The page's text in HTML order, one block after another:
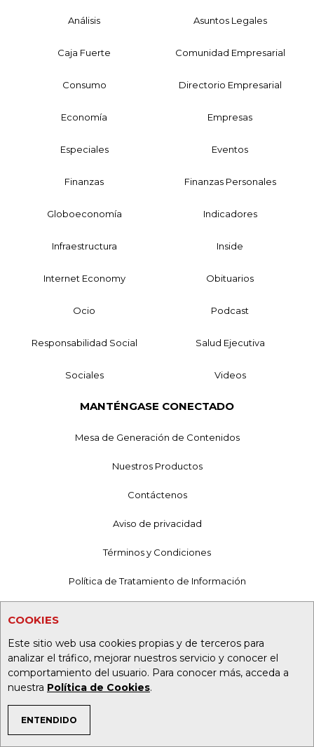
COOKIES
Este sitio web usa cookies propias y de terceros para
analizar el tráfico, mejorar nuestros servicio y conocer el
comportamiento del usuario. Para conocer más, acceda a
nuestra Política de Cookies.
ENTENDIDO
TEMAS DE INTERÉS
Análisis Asuntos Legales
Caja Fuerte Comunidad Empresarial
Consumo Directorio Empresarial
Economía Empresas
Especiales Eventos
Finanzas Finanzas Personales
Globoeconomía Indicadores
Infraestructura Inside
Internet Economy Obituarios
Ocio Podcast
Responsabilidad Social Salud Ejecutiva
Sociales Videos
MANTÉNGASE CONECTADO
Mesa de Generación de Contenidos
Nuestros Productos
Contáctenos
Aviso de privacidad
Términos y Condiciones
Política de Tratamiento de Información
Superintendencia de Industria y Comercio